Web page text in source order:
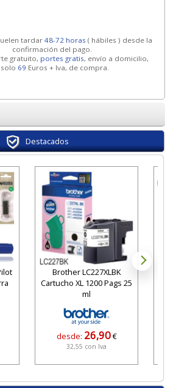
tardar48-72 horas ( hábiles ) desde la
confirmación del pago.
gratuito, portes gratis, envío a domicilio,
69 Euros + Iva, de compra.
Destacados
Brother LC227XLBK
Cartucho XL 1200 Pags 25
ml
desde: 26,90€
32,55 con Iva